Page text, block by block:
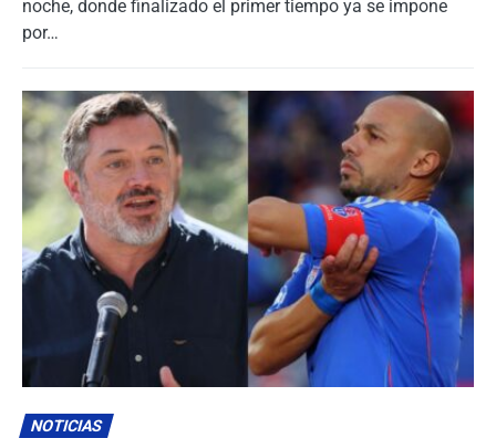
noche, donde finalizado el primer tiempo ya se impone
por…
NOTICIAS